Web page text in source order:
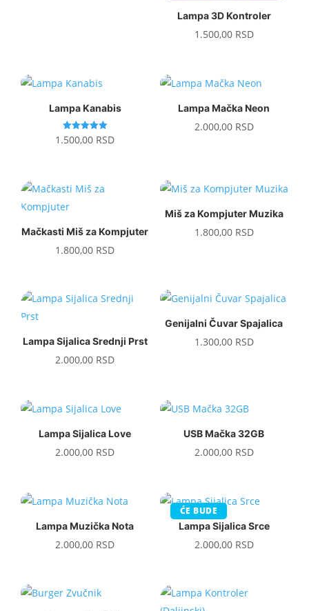
Lampa 3D Kontroler
1.500,00 RSD
Lampa Kanabis
Ocenjeno
sa
1.500,00 RSD
Lampa Mačka Neon
2.000,00 RSD
Mačkasti Miš za Kompjuter
1.800,00 RSD
Miš za Kompjuter Muzika
1.800,00 RSD
Lampa Sijalica Srednji Prst
2.000,00 RSD
Genijalni Čuvar Spajalica
1.300,00 RSD
Lampa Sijalica Love
2.000,00 RSD
USB Mačka 32GB
2.000,00 RSD
Lampa Muzička Nota
2.000,00 RSD
ĆE BUDE
Lampa Sijalica Srce
2.000,00 RSD